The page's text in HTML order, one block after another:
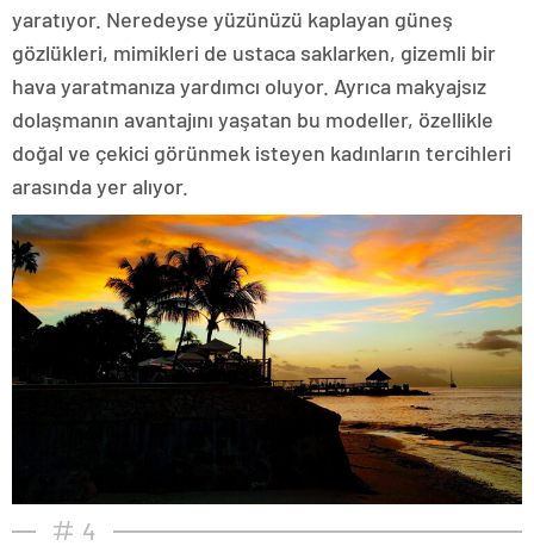
yaratıyor. Neredeyse yüzünüzü kaplayan güneş
gözlükleri, mimikleri de ustaca saklarken, gizemli bir
hava yaratmanıza yardımcı oluyor. Ayrıca makyajsız
dolaşmanın avantajını yaşatan bu modeller, özellikle
doğal ve çekici görünmek isteyen kadınların tercihleri
arasında yer alıyor.
4